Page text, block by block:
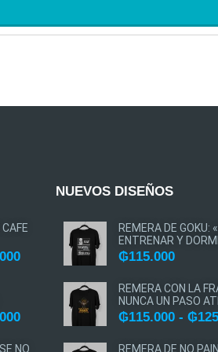
NO
NUEVOS DISEÑOS
REMERA DE GOKU:
ENTRENAR Y
₲115.000
REMERA CON LA
NUNCA UN PASO
₲115.000 - ₲
REMERA DE NO